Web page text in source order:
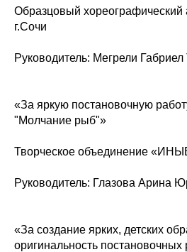
Образцовый хореографический
г.Сочи
Руководитель: Мегрели
«За яркую постановочную
"Молчание рыб"»
Творческое объединение
Руководитель: Глазова Арина
«За создание ярких, детских
оригинальность